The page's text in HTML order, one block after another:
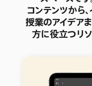
コンテンツから、
授業のアイデアま
方に役立つリ